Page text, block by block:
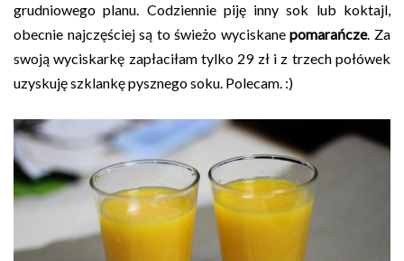
grudniowego planu. Codziennie piję inny sok lub koktajl,
obecnie najczęściej są to świeżo wyciskanepomarańcze. Za
swoją wyciskarkę zapłaciłam tylko 29 zł i z trzech połówek
uzyskuję szklankę pysznego soku. Polecam. :)